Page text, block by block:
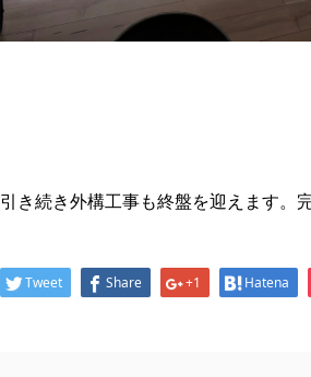
引き続き外構工事も終盤を迎えます。
Tweet Share +1 Hatena